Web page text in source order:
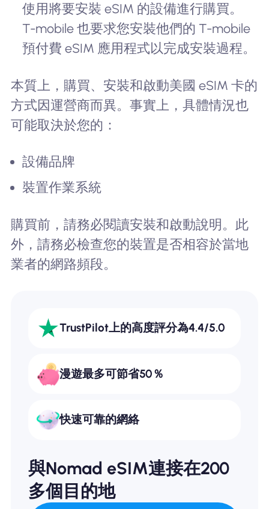
使用將要安裝 eSIM 的設備進行購買。
T-mobile 也要求您安裝他們的 T-mobile
預付費 eSIM 應用程式以完成安裝過程。
本質上，購買、安裝和啟動美國 eSIM 卡的
方式因運營商而異。事實上，具體情況也
可能取決於您的：
設備品牌
裝置作業系統
購買前，請務必閱讀安裝和啟動說明。此
外，請務必檢查您的裝置是否相容於當地
業者的網路頻段。
TrustPilot上的高度評分為4.4/5.0
漫遊最多可節省50％
快速可靠的網絡
與Nomad eSIM連接在200
多個目的地